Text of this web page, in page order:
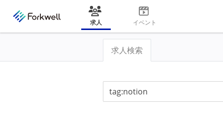
求人 イベント
求人検索